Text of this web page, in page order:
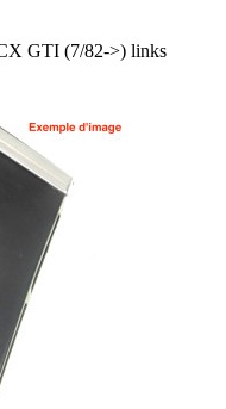
GTI (7/82->) links